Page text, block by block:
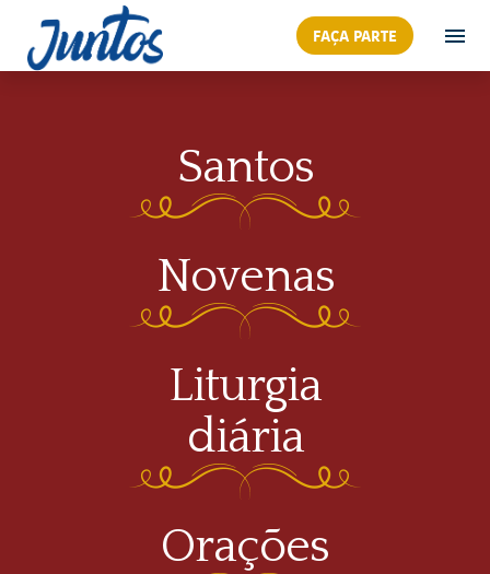
FAÇA PARTE
Santos
Novenas
Liturgia
diária
Orações